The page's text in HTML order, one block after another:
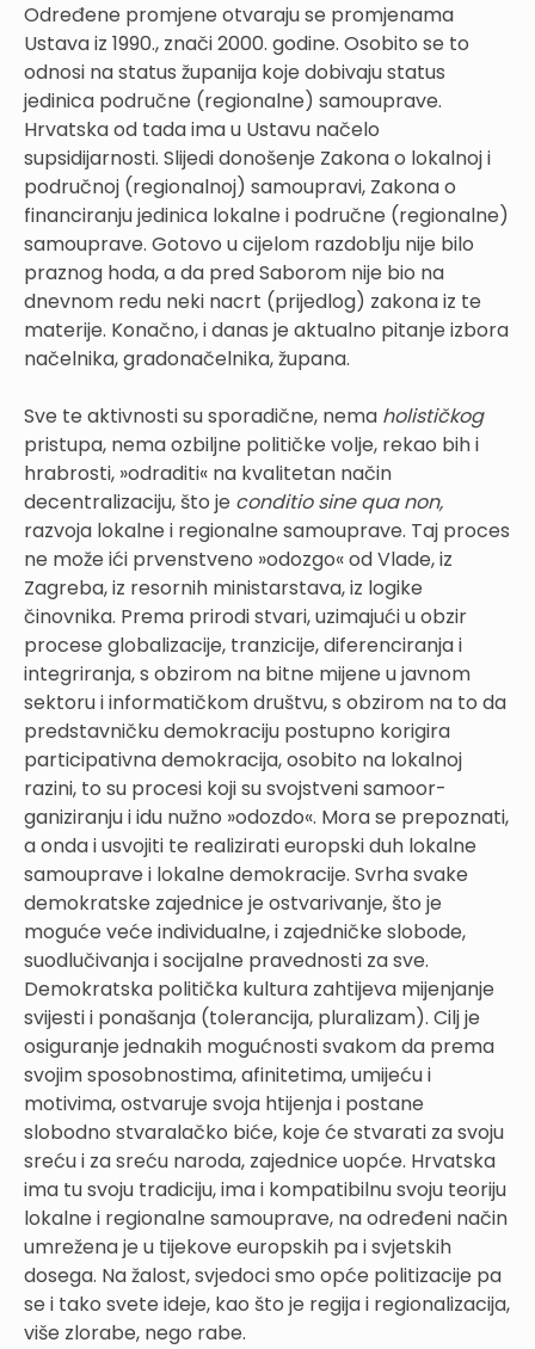
Određene promjene otvaraju se promjenama
Ustava iz 1990., znači 2000. godine. Osobito se to
odnosi na status županija koje dobivaju status
jedinica područne (regionalne) samouprave.
Hrvatska od tada ima u Ustavu načelo
supsidijarnosti. Slijedi donošenje Zakona o lokalnoj i
područnoj (regionalnoj) samoupravi, Zakona o
financiranju jedinica lokalne i područne (regionalne)
samouprave. Gotovo u cijelom razdoblju nije bilo
praznog hoda, a da pred Saborom nije bio na
dnevnom redu neki nacrt (prijedlog) zakona iz te
materije. Konačno, i danas je aktualno pitanje izbora
načelnika, gradonačelnika, župana.
Sve te aktivnosti su sporadične, nema holističkog
pristupa, nema ozbiljne političke volje, rekao bih i
hrabrosti, »odraditi« na kvalitetan način
decentralizaciju, što je conditio sine qua non,
razvoja lokalne i regionalne samouprave. Taj proces
ne može ići prvenstveno »odozgo« od Vlade, iz
Zagreba, iz resornih ministarstava, iz logike
činovnika. Prema prirodi stvari, uzimajući u obzir
procese globalizacije, tranzicije, diferenciranja i
integriranja, s obzirom na bitne mijene u javnom
sektoru i informatičkom društvu, s obzirom na to da
predstavničku demokraciju postupno korigira
participativna demokracija, osobito na lokalnoj
razini, to su procesi koji su svojstveni samoor-
ganiziranju i idu nužno »odozdo«. Mora se prepoznati,
a onda i usvojiti te realizirati europski duh lokalne
samouprave i lokalne demokracije. Svrha svake
demokratske zajednice je ostvarivanje, što je
moguće veće individualne, i zajedničke slobode,
suodlučivanja i socijalne pravednosti za sve.
Demokratska politička kultura zahtijeva mijenjanje
svijesti i ponašanja (tolerancija, pluralizam). Cilj je
osiguranje jednakih mogućnosti svakom da prema
svojim sposobnostima, afinitetima, umijeću i
motivima, ostvaruje svoja htijenja i postane
slobodno stvaralačko biće, koje će stvarati za svoju
sreću i za sreću naroda, zajednice uopće. Hrvatska
ima tu svoju tradiciju, ima i kompatibilnu svoju teoriju
lokalne i regionalne samouprave, na određeni način
umrežena je u tijekove europskih pa i svjetskih
dosega. Na žalost, svjedoci smo opće politizacije pa
se i tako svete ideje, kao što je regija i regionalizacija,
više zlorabe, nego rabe.